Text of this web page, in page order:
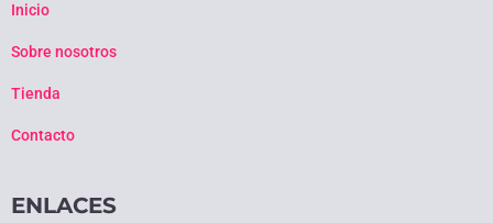
Inicio
Sobre nosotros
Tienda
Contacto
ENLACES